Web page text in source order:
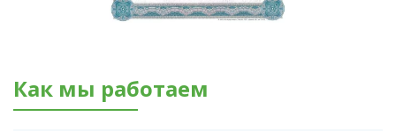
Как мы работаем